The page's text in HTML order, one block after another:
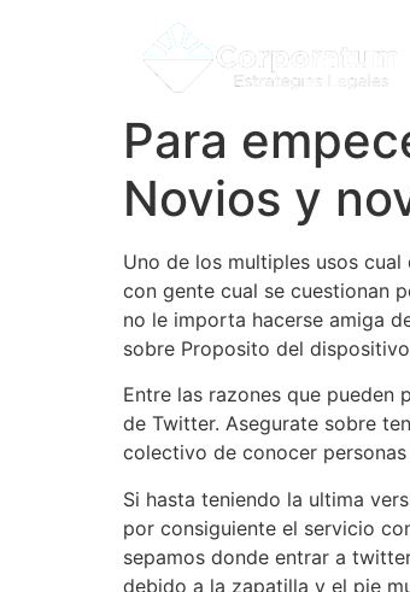
Para
Novios y
Uno de los multiples usos
con gente cual se cuestionan
no le importa hacerse amiga
sobre Proposito del
Entre las razones que pueden
de Twitter. Asegurate sobre
colectivo de conocer
Si hasta teniendo la ultima
por consiguiente el servicio
sepamos donde entrar a
debido a la zapatilla y el pie